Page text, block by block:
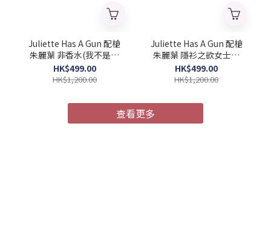
Juliette Has A Gun 配槍
朱麗葉 非香水(我不是香
水)女士濃香水 100ml
(Barcode:
HK$499.00
HK$1,200.00
Juliette Has A Gun 配槍
朱麗葉 隱衫之欲女士濃
香水 100ml (Barcode:
3760022731814)
HK$499.00
HK$1,200.00
查看更多